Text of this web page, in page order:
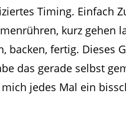
Timing. Einfach
kurz gehen
backen, fertig. Dieses
das gerade selbst
jedes Mal ein